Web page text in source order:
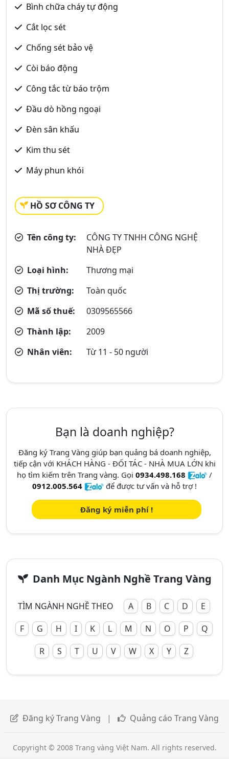
Bình chữa cháy tự động
Cắt lọc sét
Chống sét bảo vệ
Còi báo động
Công tắc từ báo trộm
Đầu dò hồng ngoại
Đèn sân khấu
Kim thu sét
Máy phun khói
HỒ SƠ CÔNG TY
Tên công ty:
CÔNG TY TNHH CÔNG NGHỆ
NHÀ ĐẸP
Loại hình:
Thương mại
Thị trường:
Toàn quốc
Mã số thuế:
0309565566
Thành lập:
2009
Nhân viên:
Từ 11 - 50 người
Bạn là doanh nghiệp?
Đăng ký Trang Vàng giúp bạn quảng bá doanh nghiệp,
tiếp cận với KHÁCH HÀNG - ĐỐI TÁC - NHÀ MUA LỚN khi
họ tìm kiếm trên Trang vàng. Gọi 0934.498.168
/
0912.005.564
để được tư vấn và hỗ trợ !
Đăng ký miễn phí !
Danh Mục Ngành Nghề Trang Vàng
TÌM NGÀNH NGHỀ THEO A B C D
E
F
G H I K L M N O P
Q
R
S T U V W X Y Z
Đăng ký Trang Vàng | Quảng cáo Trang Vàng
Copyright © 2008 Trang vàng Việt Nam. All rights reserved.